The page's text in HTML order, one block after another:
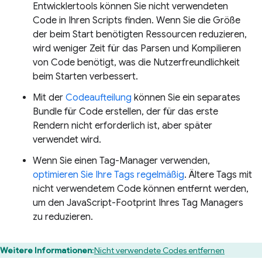
Entwicklertools können Sie nicht verwendeten
Code in Ihren Scripts finden. Wenn Sie die Größe
der beim Start benötigten Ressourcen reduzieren,
wird weniger Zeit für das Parsen und Kompilieren
von Code benötigt, was die Nutzerfreundlichkeit
beim Starten verbessert.
Mit der Codeaufteilung können Sie ein separates
Bundle für Code erstellen, der für das erste
Rendern nicht erforderlich ist, aber später
verwendet wird.
Wenn Sie einen Tag-Manager verwenden,
optimieren Sie Ihre Tags regelmäßig. Ältere Tags mit
nicht verwendetem Code können entfernt werden,
um den JavaScript-Footprint Ihres Tag Managers
zu reduzieren.
Weitere Informationen:Nicht verwendete Codes entfernen